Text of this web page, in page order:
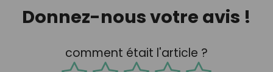
Donnez-nous votre avis !
comment était l'article ?